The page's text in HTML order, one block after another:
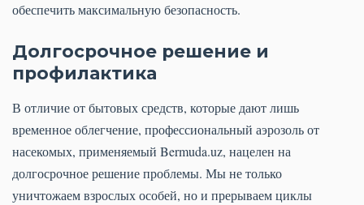
обеспечить максимальную безопасность.
Долгосрочное решение и
профилактика
В отличие от бытовых средств, которые дают лишь
временное облегчение, профессиональный аэрозоль от
насекомых, применяемый Bermuda.uz, нацелен на
долгосрочное решение проблемы. Мы не только
уничтожаем взрослых особей, но и прерываем циклы